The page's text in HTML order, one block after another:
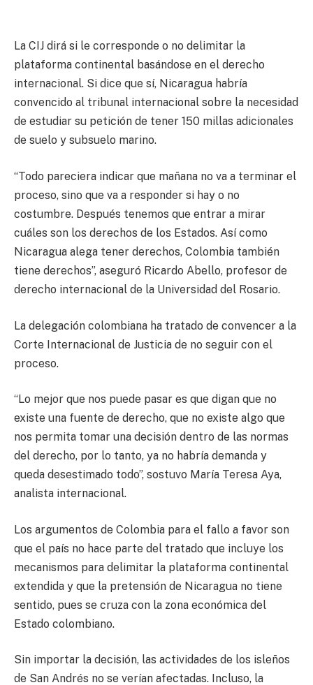
La CIJ dirá si le corresponde o no delimitar la
plataforma continental basándose en el derecho
internacional. Si dice que sí, Nicaragua habría
convencido al tribunal internacional sobre la necesidad
de estudiar su petición de tener 150 millas adicionales
de suelo y subsuelo marino.
“Todo pareciera indicar que mañana no va a terminar el
proceso, sino que va a responder si hay o no
costumbre. Después tenemos que entrar a mirar
cuáles son los derechos de los Estados. Así como
Nicaragua alega tener derechos, Colombia también
tiene derechos”, aseguró Ricardo Abello, profesor de
derecho internacional de la Universidad del Rosario.
La delegación colombiana ha tratado de convencer a la
Corte Internacional de Justicia de no seguir con el
proceso.
“Lo mejor que nos puede pasar es que digan que no
existe una fuente de derecho, que no existe algo que
nos permita tomar una decisión dentro de las normas
del derecho, por lo tanto, ya no habría demanda y
queda desestimado todo”, sostuvo María Teresa Aya,
analista internacional.
Los argumentos de Colombia para el fallo a favor son
que el país no hace parte del tratado que incluye los
mecanismos para delimitar la plataforma continental
extendida y que la pretensión de Nicaragua no tiene
sentido, pues se cruza con la zona económica del
Estado colombiano.
Sin importar la decisión, las actividades de los isleños
de San Andrés no se verían afectadas. Incluso, la